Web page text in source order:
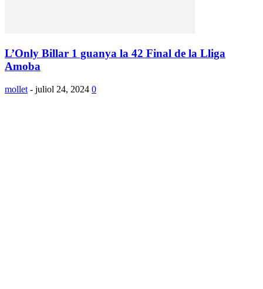
L’Only Billar 1 guanya la 42 Final de la Lliga
Amoba
mollet - juliol 24, 2024 0